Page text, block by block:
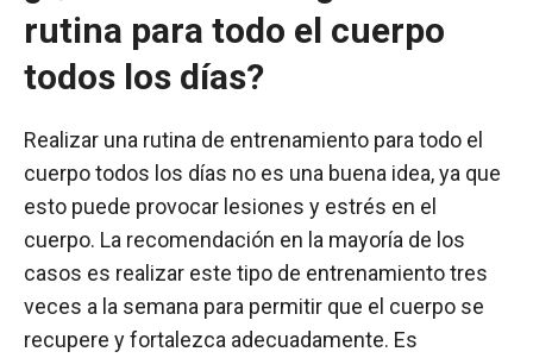
rutina para todo el cuerpo
todos los días?
Realizar una rutina de entrenamiento para todo el
cuerpo todos los días no es una buena idea, ya que
esto puede provocar lesiones y estrés en el
cuerpo. La recomendación en la mayoría de los
casos es realizar este tipo de entrenamiento tres
veces a la semana para permitir que el cuerpo se
recupere y fortalezca adecuadamente. Es